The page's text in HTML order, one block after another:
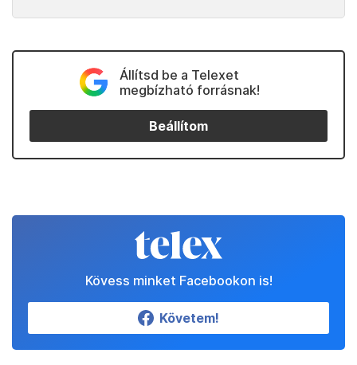
Állítsd be a Telexet
megbízható forrásnak!
Beállítom
Kövess minket Facebookon is!
Követem!